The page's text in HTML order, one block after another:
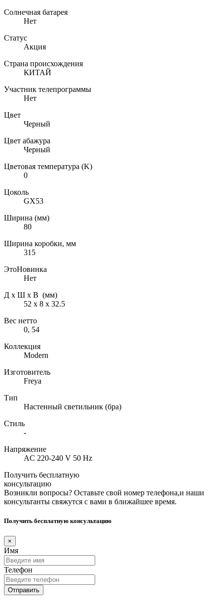
Солнечная батарея
Нет
Статус
Акция
Страна происхождения
КИТАЙ
Участник телепрограммы
Нет
Цвет
Черный
Цвет абажура
Черный
Цветовая температура (K)
0
Цоколь
GX53
Ширина (мм)
80
Ширина коробки, мм
315
ЭтоНовинка
Нет
Д х Ш х В (мм)
52 х 8 х 32.5
Вес нетто
0, 54
Коллекция
Modern
Изготовитель
Freya
Тип
Настенный светильник (бра)
Стиль
-
Напряжение
AC 220-240 V 50 Hz
Получить бесплатную
консультацию
Возникли вопросы? Оставьте свой номер телефона,и наши
консультанты свяжутся с вами в ближайшее время.
Получить бесплатную консультацию
×
Имя
Телефон
Отправить